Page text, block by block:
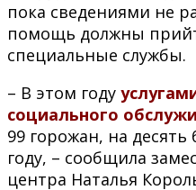
пока сведениями не
помощь должны
специальные службы.
– В этом году
социального
99 горожан, на
году, – сообщила
центра Наталья